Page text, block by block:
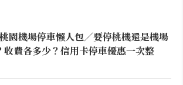
園機場停車懶人包／要停桃機還是機場
收費各多少？信用卡停車優惠一次整